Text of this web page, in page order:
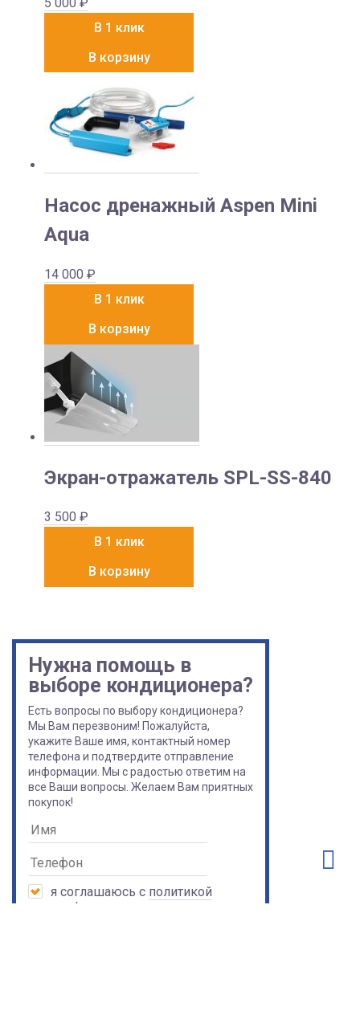
В 1 клик
В корзину
Насос дренажный Aspen Mini
Aqua
14 000 ₽
В 1 клик
В корзину
Экран-отражатель SPL-SS-840
3 500 ₽
В 1 клик
В корзину
Нужна помощь в
выборе кондиционера?
Есть вопросы по выбору кондиционера?
Мы Вам перезвоним! Пожалуйста,
укажите Ваше имя, контактный номер
телефона и подтвердите отправление
информации. Мы с радостью ответим на
все Ваши вопросы. Желаем Вам приятных
покупок!
я соглашаюсь с политикой
конфиденциальности